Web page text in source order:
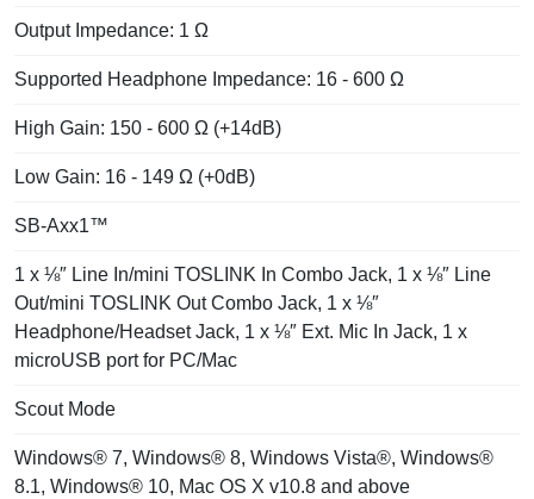
Output Impedance: 1 Ω
Supported Headphone Impedance: 16 - 600 Ω
High Gain: 150 - 600 Ω (+14dB)
Low Gain: 16 - 149 Ω (+0dB)
SB-Axx1™
1 x ⅛″ Line In/mini TOSLINK In Combo Jack, 1 x ⅛″ Line
Out/mini TOSLINK Out Combo Jack, 1 x ⅛″
Headphone/Headset Jack, 1 x ⅛″ Ext. Mic In Jack, 1 x
microUSB port for PC/Mac
Scout Mode
Windows® 7, Windows® 8, Windows Vista®, Windows®
8.1, Windows® 10, Mac OS X v10.8 and above